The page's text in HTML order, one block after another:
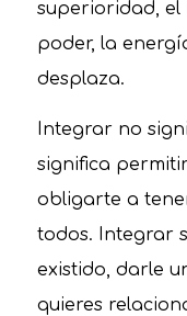
superioridad,
poder, la
desplaza.
Integrar no
significa
obligarte a
todos. Integrar
existido, darle
quieres